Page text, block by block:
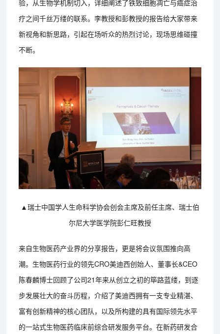
验，从生物学机制切入，详细阐述了铁致细胞凋亡与癌症治
疗之间千丝万缕的联系。李教授和彭教授的报告给大家带来
新视角和新思路，引起在场听众的热烈讨论，现场思维碰撞
不断。
▲瑞士中国学人生命科学协会创会主席及前任主席、瑞士伯
尔尼大学医学院彭仁旺教授
来自生物医药产业界的分享报告，更是将会议氛围推向高
潮。生物医药行业的领先CRO美迪西创始人、董事长&CEO
陈春麟博士回顾了公司21年来从创立之初的筚路蓝缕，到逐
步发展壮大的奋斗历程，介绍了美迪西拥有一支专业精湛、
富有创新精神的核心团队，以及所构建的具有国际领先水平
的一站式生物医药临床前综合研发服务平台。在新药研发合